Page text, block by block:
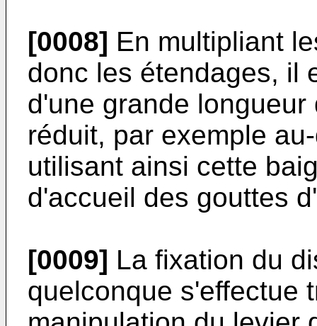
[0008] En multipliant
donc les étendages, il
d'une grande
réduit, par exemple
utilisant ainsi cette
d'accueil des gouttes
[0009] La fixation du
quelconque s'effectue